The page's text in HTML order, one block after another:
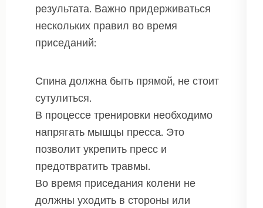
результата. Важно придерживаться
нескольких правил во время
приседаний:
Спина должна быть прямой, не стоит
сутулиться.
В процессе тренировки необходимо
напрягать мышцы пресса. Это
позволит укрепить пресс и
предотвратить травмы.
Во время приседания колени не
должны уходить в стороны или